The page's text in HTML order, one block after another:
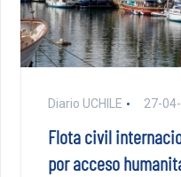
Diario UCHILE 27-
Flota civil
por acceso